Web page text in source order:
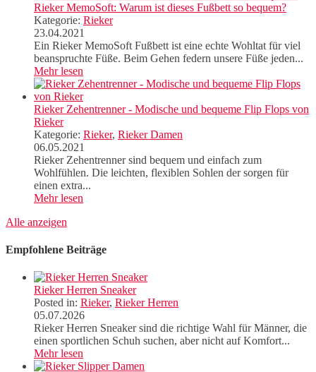
Rieker MemoSoft: Warum ist dieses Fußbett so bequem?
Kategorie: Rieker
23.04.2021
Ein Rieker MemoSoft Fußbett ist eine echte Wohltat für viel
beanspruchte Füße. Beim Gehen federn unsere Füße jeden...
Mehr lesen
Rieker Zehentrenner - Modische und bequeme Flip Flops von
Rieker
Kategorie: Rieker, Rieker Damen
06.05.2021
Rieker Zehentrenner sind bequem und einfach zum
Wohlfühlen. Die leichten, flexiblen Sohlen der sorgen für
einen extra...
Mehr lesen
Alle anzeigen
Empfohlene Beiträge
Rieker Herren Sneaker
Posted in: Rieker, Rieker Herren
05.07.2026
Rieker Herren Sneaker sind die richtige Wahl für Männer, die
einen sportlichen Schuh suchen, aber nicht auf Komfort...
Mehr lesen